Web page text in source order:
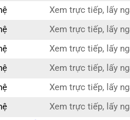
Xem trực tiếp, lấy
Xem trực tiếp, lấy
Xem trực tiếp, lấy
Xem trực tiếp, lấy
Xem trực tiếp, lấy
Xem trực tiếp, lấy